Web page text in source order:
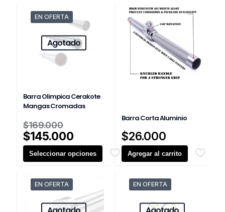
EN OFERTA
Agotado
Barra Olimpica Cerakote
Mangas Cromadas
$169.000
precio
original
era:
$145.000
precio
actual
Seleccionar opciones
producto
tiene
variantes.
Barra Corta Aluminio
$26.000
Agregar al carrito
EN OFERTA EN OFERTA